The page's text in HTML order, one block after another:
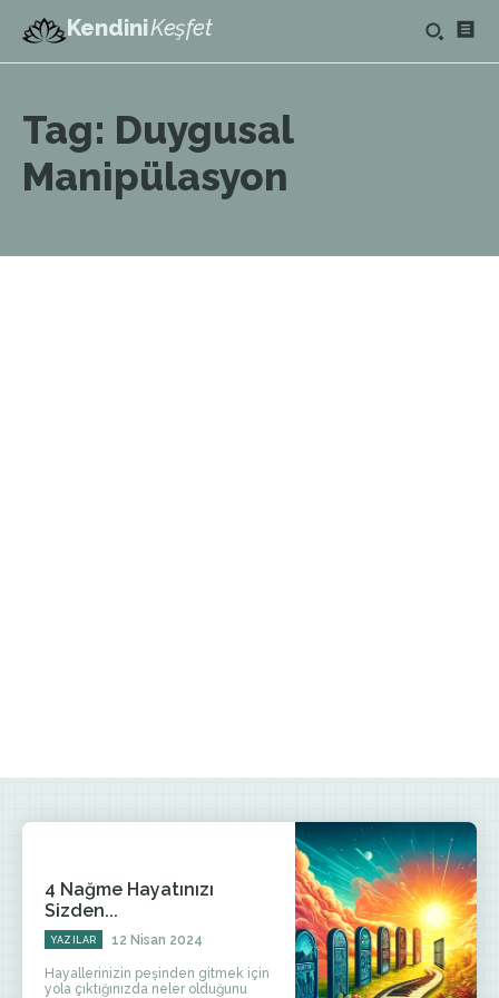
KendiniKeşfet
Tag: Duygusal
Manipülasyon
4 Nağme Hayatınızı
Sizden...
YAZILAR 12 Nisan 2024
Hayallerinizin peşinden gitmek için
yola çıktığınızda neler olduğunu